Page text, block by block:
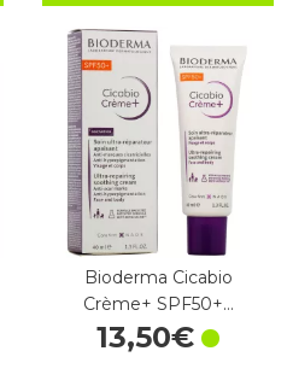
Bioderma Cicabio
Crème+ SPF50+…
13,50€